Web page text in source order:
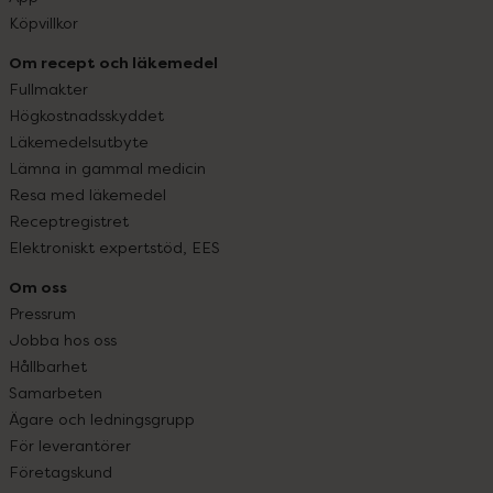
Köpvillkor
Om recept och läkemedel
Fullmakter
Högkostnadsskyddet
Läkemedelsutbyte
Lämna in gammal medicin
Resa med läkemedel
Receptregistret
Elektroniskt expertstöd, EES
Om oss
Pressrum
Jobba hos oss
Hållbarhet
Samarbeten
Ägare och ledningsgrupp
För leverantörer
Företagskund